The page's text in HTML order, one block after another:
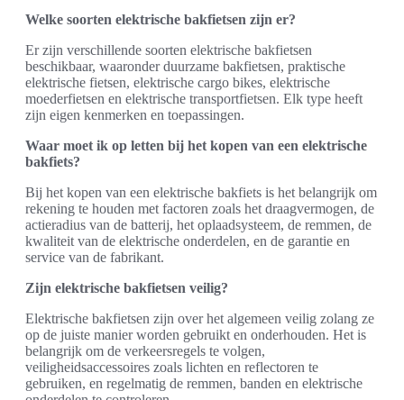
Welke soorten elektrische bakfietsen zijn er?
Er zijn verschillende soorten elektrische bakfietsen
beschikbaar, waaronder duurzame bakfietsen, praktische
elektrische fietsen, elektrische cargo bikes, elektrische
moederfietsen en elektrische transportfietsen. Elk type heeft
zijn eigen kenmerken en toepassingen.
Waar moet ik op letten bij het kopen van een elektrische
bakfiets?
Bij het kopen van een elektrische bakfiets is het belangrijk om
rekening te houden met factoren zoals het draagvermogen, de
actieradius van de batterij, het oplaadsysteem, de remmen, de
kwaliteit van de elektrische onderdelen, en de garantie en
service van de fabrikant.
Zijn elektrische bakfietsen veilig?
Elektrische bakfietsen zijn over het algemeen veilig zolang ze
op de juiste manier worden gebruikt en onderhouden. Het is
belangrijk om de verkeersregels te volgen,
veiligheidsaccessoires zoals lichten en reflectoren te
gebruiken, en regelmatig de remmen, banden en elektrische